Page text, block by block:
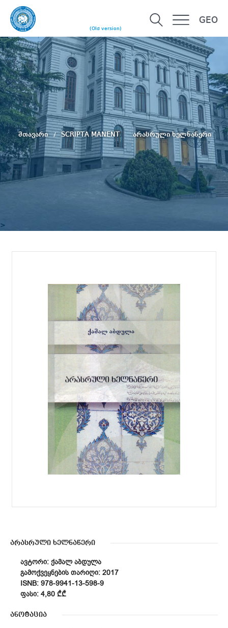
(Old version)
GEO
>
მთავარი SCRIPTA MANENT არასრული ხელნაწერი
არასრული ხელნაწერი
ᲐᲕᲢᲝᲠᲘ: ᲥᲐᲛᲐᲚ ᲐᲑᲓᲣᲚᲐ
ᲒᲐᲛᲝᲥᲕᲔᲧᲜᲔᲑᲘᲡ ᲗᲐᲠᲘᲦᲘ: 2017
ISNB: 978-9941-13-598-9
ᲤᲐᲡᲘ: 4,80 ₾₾
ანოტაცია